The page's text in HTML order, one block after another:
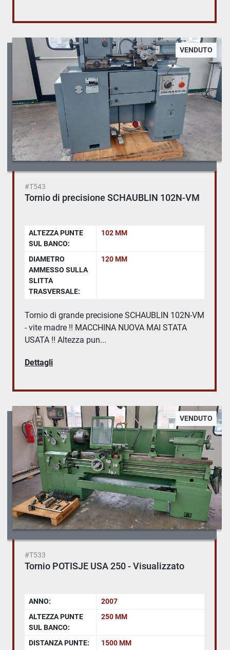
VENDUTO
#T543
Tornio di precisione SCHAUBLIN 102N-VM
ALTEZZA PUNTE
SUL BANCO:
102 MM
DIAMETRO
AMMESSO SULLA
SLITTA
TRASVERSALE:
120 MM
Tornio di grande precisione SCHAUBLIN 102N-VM
- vite madre !! MACCHINA NUOVA MAI STATA
USATA !! Altezza pun...
Dettagli
VENDUTO
#T533
Tornio POTISJE USA 250 - Visualizzato
ANNO:
2007
ALTEZZA PUNTE
SUL BANCO:
250 MM
DISTANZA PUNTE: 1500 MM